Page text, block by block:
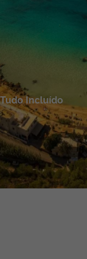
Incluído